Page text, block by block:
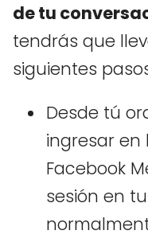
de tu
tendrás que
siguientes
Desde tú
ingresar en
Facebook
sesión en